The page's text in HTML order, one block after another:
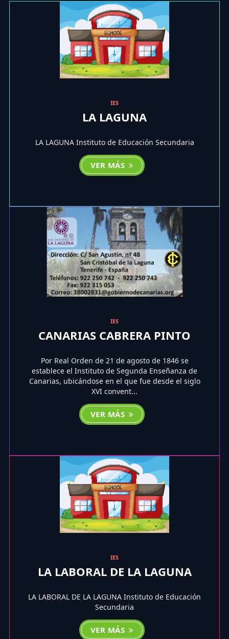
IES
LA LAGUNA
LA LAGUNA Instituto de Educación Secundaria
VER MÁS
IES
CANARIAS CABRERA PINTO
Por Real Orden de 21 de agosto de 1846 se
establece el Instituto de Segunda Enseñanza de
Canarias, ubicándose en el que fue desde el siglo
XVI convent...
VER MÁS
IES
LA LABORAL DE LA LAGUNA
LA LABORAL DE LA LAGUNA Instituto de Educación
Secundaria
VER MÁS